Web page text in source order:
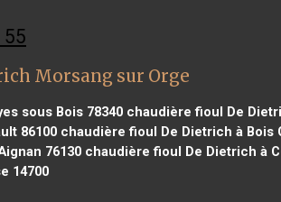
55
Morsang sur Orge
sous Bois 78340 chaudière fioul De
86100 chaudière fioul De Dietrich à Bois
76130 chaudière fioul De Dietrich à
14700